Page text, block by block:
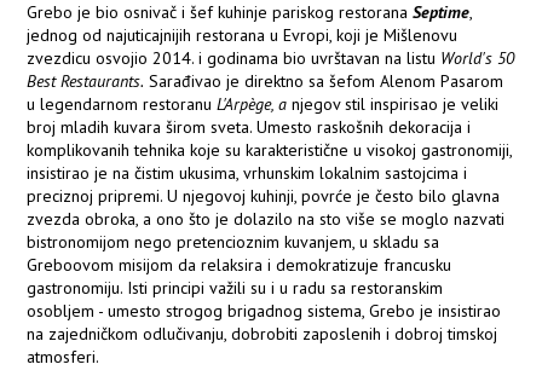
Grebo je bio osnivač i šef kuhinje pariskog restoranaSeptime,
jednog od najuticajnijih restorana u Evropi, koji je Mišlenovu
zvezdicu osvojio 2014. i godinama bio uvrštavan na listu World's 50
Best Restaurants. Sarađivao je direktno sa šefom Alenom Pasarom
u legendarnom restoranuL'Arpège, anjegov stil inspirisao je veliki
broj mladih kuvara širom sveta. Umesto raskošnih dekoracija i
komplikovanih tehnika koje su karakteristične u visokoj gastronomiji,
insistirao je na čistim ukusima, vrhunskim lokalnim sastojcima i
preciznoj pripremi. U njegovoj kuhinji, povrće je često bilo glavna
zvezda obroka, a ono što je dolazilo na sto više se moglo nazvati
bistronomijom nego pretencioznim kuvanjem, u skladu sa
Greboovom misijom da relaksira i demokratizuje francusku
gastronomiju. Isti principi važili su i u radu sa restoranskim
osobljem - umesto strogog brigadnog sistema, Grebo je insistirao
na zajedničkom odlučivanju, dobrobiti zaposlenih i dobroj timskoj
atmosferi.